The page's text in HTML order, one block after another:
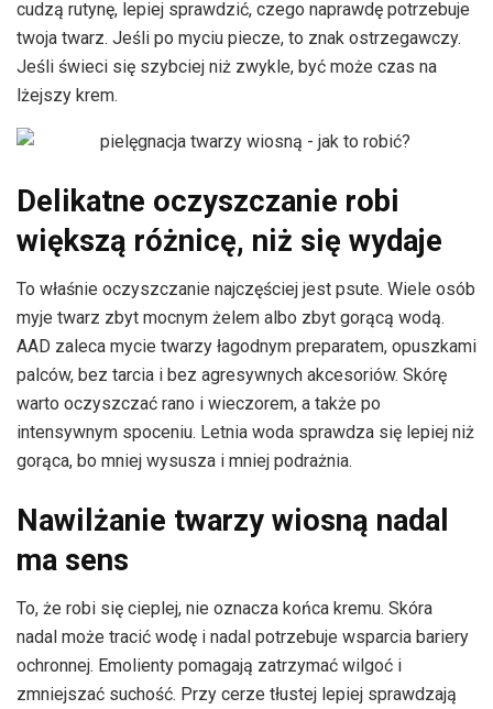
cudzą rutynę, lepiej sprawdzić, czego naprawdę potrzebuje
twoja twarz. Jeśli po myciu piecze, to znak ostrzegawczy.
Jeśli świeci się szybciej niż zwykle, być może czas na
lżejszy krem.
Delikatne oczyszczanie robi
większą różnicę, niż się wydaje
To właśnie oczyszczanie najczęściej jest psute. Wiele osób
myje twarz zbyt mocnym żelem albo zbyt gorącą wodą.
AAD zaleca mycie twarzy łagodnym preparatem, opuszkami
palców, bez tarcia i bez agresywnych akcesoriów. Skórę
warto oczyszczać rano i wieczorem, a także po
intensywnym spoceniu. Letnia woda sprawdza się lepiej niż
gorąca, bo mniej wysusza i mniej podrażnia.
Nawilżanie twarzy wiosną nadal
ma sens
To, że robi się cieplej, nie oznacza końca kremu. Skóra
nadal może tracić wodę i nadal potrzebuje wsparcia bariery
ochronnej. Emolienty pomagają zatrzymać wilgoć i
zmniejszać suchość. Przy cerze tłustej lepiej sprawdzają